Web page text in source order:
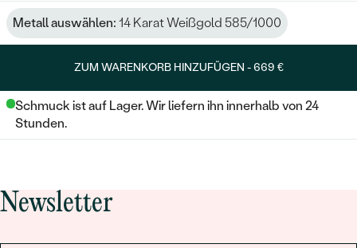
Metall auswählen: 14 Karat Weißgold 585/1000
ZUM WARENKORB HINZUFÜGEN -669 €
Schmuck ist auf Lager. Wir liefern ihn innerhalb von 24
Stunden.
Newsletter